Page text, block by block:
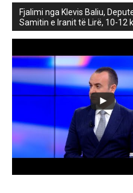
Fjalimi nga Klevis Baliu,
Samitin e Iranit të Lirë, 10-12